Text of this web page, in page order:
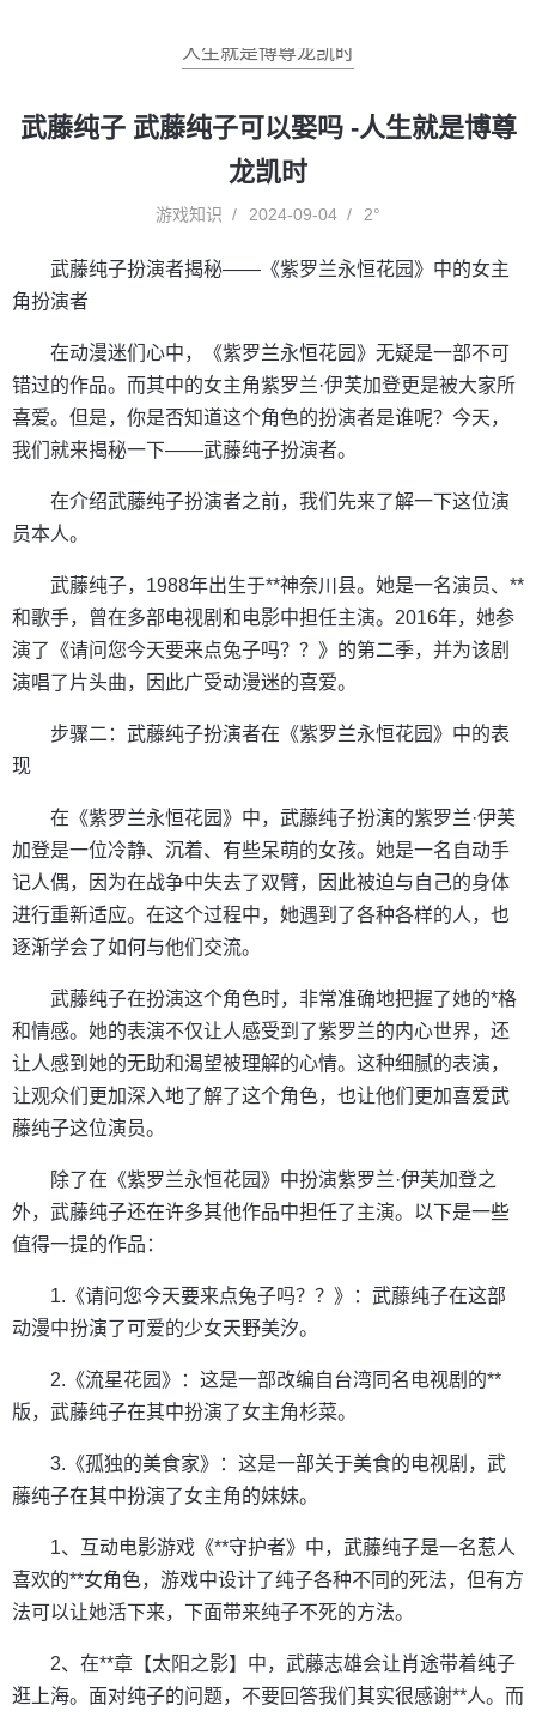
人生就是博尊龙凯时
武藤纯子 武藤纯子可以娶吗 -人生就是博尊
龙凯时
游戏知识 2024-09-04 2°
武藤纯子扮演者揭秘——《紫罗兰永恒花园》中的女主
角扮演者
在动漫迷们心中，《紫罗兰永恒花园》无疑是一部不可
错过的作品。而其中的女主角紫罗兰·伊芙加登更是被大家所
喜爱。但是，你是否知道这个角色的扮演者是谁呢？今天，
我们就来揭秘一下——武藤纯子扮演者。
在介绍武藤纯子扮演者之前，我们先来了解一下这位演
员本人。
武藤纯子，1988年出生于**神奈川县。她是一名演员、**
和歌手，曾在多部电视剧和电影中担任主演。2016年，她参
演了《请问您今天要来点兔子吗？？》的第二季，并为该剧
演唱了片头曲，因此广受动漫迷的喜爱。
步骤二：武藤纯子扮演者在《紫罗兰永恒花园》中的表
现
在《紫罗兰永恒花园》中，武藤纯子扮演的紫罗兰·伊芙
加登是一位冷静、沉着、有些呆萌的女孩。她是一名自动手
记人偶，因为在战争中失去了双臂，因此被迫与自己的身体
进行重新适应。在这个过程中，她遇到了各种各样的人，也
逐渐学会了如何与他们交流。
武藤纯子在扮演这个角色时，非常准确地把握了她的*格
和情感。她的表演不仅让人感受到了紫罗兰的内心世界，还
让人感到她的无助和渴望被理解的心情。这种细腻的表演，
让观众们更加深入地了解了这个角色，也让他们更加喜爱武
藤纯子这位演员。
除了在《紫罗兰永恒花园》中扮演紫罗兰·伊芙加登之
外，武藤纯子还在许多其他作品中担任了主演。以下是一些
值得一提的作品：
1.《请问您今天要来点兔子吗？？》：武藤纯子在这部
动漫中扮演了可爱的少女天野美汐。
2.《流星花园》：这是一部改编自台湾同名电视剧的**
版，武藤纯子在其中扮演了女主角杉菜。
3.《孤独的美食家》：这是一部关于美食的电视剧，武
藤纯子在其中扮演了女主角的妹妹。
1、互动电影游戏《**守护者》中，武藤纯子是一名惹人
喜欢的**女角色，游戏中设计了纯子各种不同的死法，但有方
法可以让她活下来，下面带来纯子不死的方法。
2、在**章【太阳之影】中，武藤志雄会让肖途带着纯子
逛上海。面对纯子的问题，不要回答我们其实很感谢**人。而